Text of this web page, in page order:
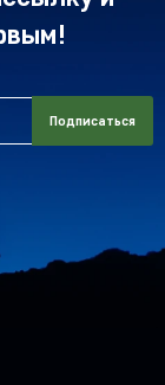
Подписаться